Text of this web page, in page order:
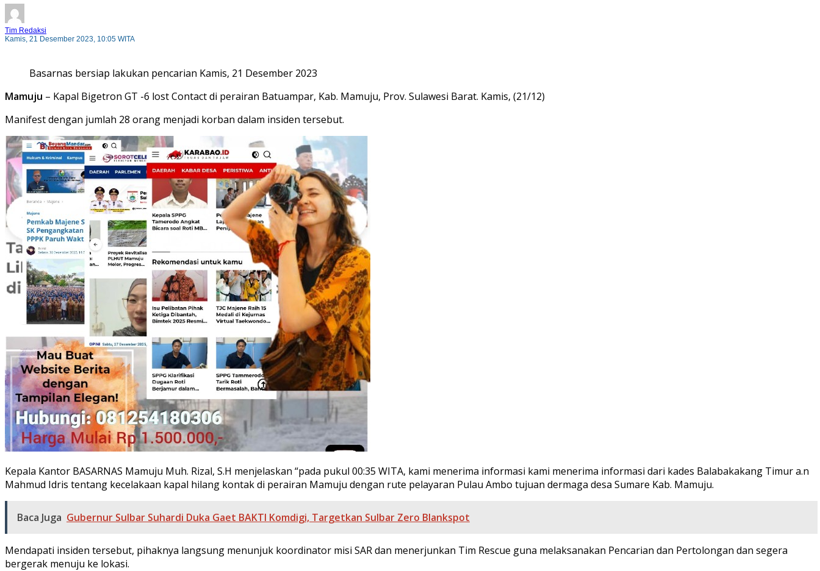
Tim Redaksi
Kamis, 21 Desember 2023, 10:05 WITA
Basarnas bersiap lakukan pencarian Kamis, 21 Desember 2023
Mamuju – Kapal Bigetron GT -6 lost Contact di perairan Batuampar, Kab. Mamuju, Prov. Sulawesi Barat. Kamis, (21/12)
Manifest dengan jumlah 28 orang menjadi korban dalam insiden tersebut.
Kepala Kantor BASARNAS Mamuju Muh. Rizal, S.H menjelaskan “pada pukul 00:35 WITA, kami menerima informasi kami menerima informasi dari kades Balabakakang Timur a.n
Mahmud Idris tentang kecelakaan kapal hilang kontak di perairan Mamuju dengan rute pelayaran Pulau Ambo tujuan dermaga desa Sumare Kab. Mamuju.
Baca Juga Gubernur Sulbar Suhardi Duka Gaet BAKTI Komdigi, Targetkan Sulbar Zero Blankspot
Mendapati insiden tersebut, pihaknya langsung menunjuk koordinator misi SAR dan menerjunkan Tim Rescue guna melaksanakan Pencarian dan Pertolongan dan segera
bergerak menuju ke lokasi.